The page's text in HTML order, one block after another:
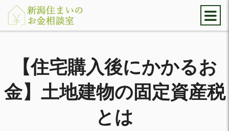
【住宅購入後にかかるお
金】土地建物の固定資産税
とは